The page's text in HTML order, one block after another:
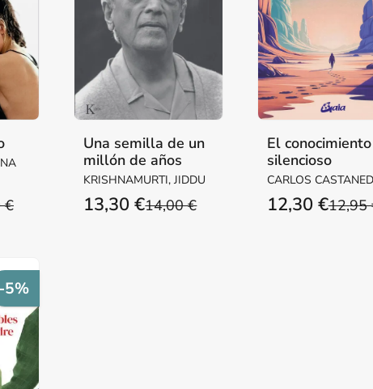
€
Una semilla de un
millón de años
KRISHNAMURTI, JIDDU
14,00 €
13,30 €
El conocimiento
silencioso
CARLOS
12,95
12,30 €
-5%